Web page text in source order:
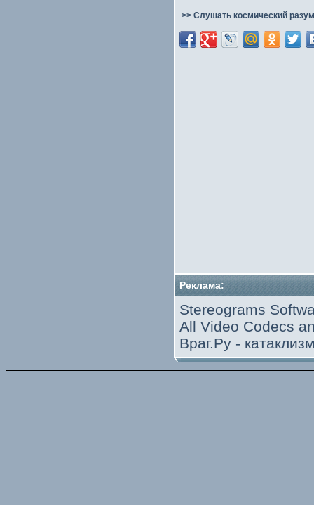
>> Слушать космический
Реклама:
Stereograms
All Video Codecs
Враг.Ру -